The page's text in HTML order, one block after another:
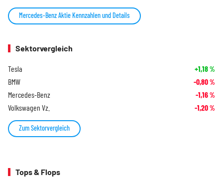
Mercedes-Benz Aktie Kennzahlen und Details
Sektorvergleich
Tesla +1,18%
BMW -0,80%
Mercedes-Benz -1,16%
Volkswagen Vz. -1,20%
Zum Sektorvergleich
Tops & Flops